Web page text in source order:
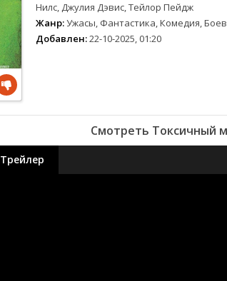
Нилс, Джулия Дэвис, Тейлор Пейдж
Жанр:Ужасы, Фантастика, Комедия,
Добавлен:22-10-2025, 01:20
Смотреть Токсичный
Трейлер